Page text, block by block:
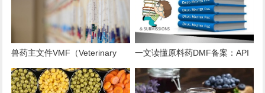
兽药主文件VMF（Veterinary
Master Files）注册办理指南
一文读懂原料药DMF备案：API
出口的“身份证”与“通行证”